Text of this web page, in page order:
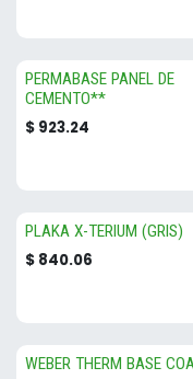
PERMABASE PANEL DE
CEMENTO**
$ 923.24
PLAKA X-TERIUM (GRIS)
$ 840.06
WEBER THERM BASE